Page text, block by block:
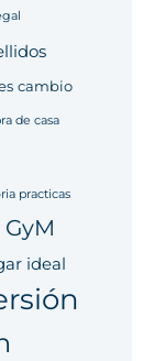
cambio
de casa
practicas
ideal